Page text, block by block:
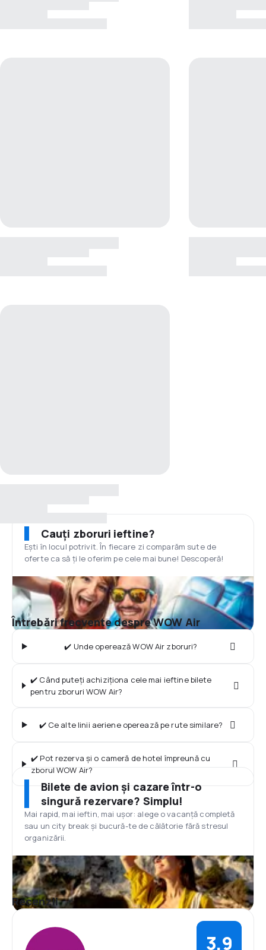
Cauți zboruri ieftine?
Ești în locul potrivit. În fiecare zi comparăm sute de
oferte ca să ți le oferim pe cele mai bune! Descoperă!
Întrebări frecvente despre WOW Air
✔️ Unde operează WOW Air zboruri?
✔️ Când puteți achiziționa cele mai ieftine bilete
pentru zboruri WOW Air?
✔️ Ce alte linii aeriene operează pe rute similare?
✔️ Pot rezerva și o cameră de hotel împreună cu
zborul WOW Air?
Bilete de avion și cazare într-o
singură rezervare? Simplu!
Mai rapid, mai ieftin, mai ușor: alege o vacanță completă
sau un city break și bucură-te de călătorie fără stresul
organizării.
Recenzii
3,9